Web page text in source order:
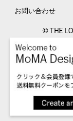
お問い合わせ
© THE
特定商取引法表示
カスタ